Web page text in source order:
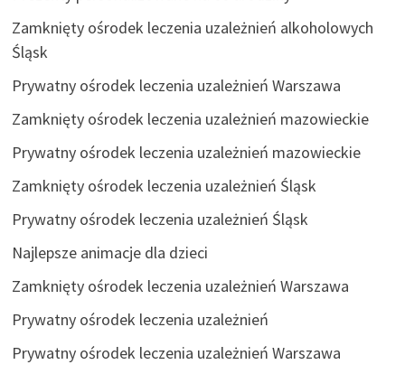
Zamknięty ośrodek leczenia uzależnień alkoholowych
Śląsk
Prywatny ośrodek leczenia uzależnień Warszawa
Zamknięty ośrodek leczenia uzależnień mazowieckie
Prywatny ośrodek leczenia uzależnień mazowieckie
Zamknięty ośrodek leczenia uzależnień Śląsk
Prywatny ośrodek leczenia uzależnień Śląsk
Najlepsze animacje dla dzieci
Zamknięty ośrodek leczenia uzależnień Warszawa
Prywatny ośrodek leczenia uzależnień
Prywatny ośrodek leczenia uzależnień Warszawa